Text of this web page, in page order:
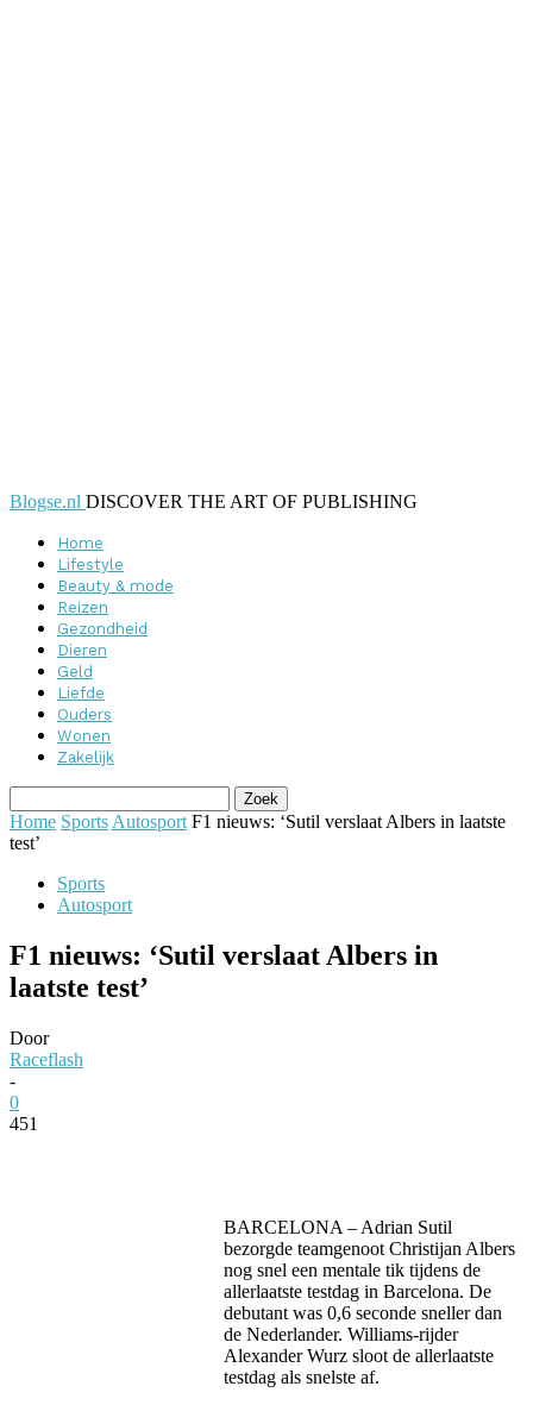
Blogse.nl DISCOVER THE ART OF PUBLISHING
Home
Lifestyle
Beauty & mode
Reizen
Gezondheid
Dieren
Geld
Liefde
Ouders
Wonen
Zakelijk
Home Sports Autosport F1 nieuws: ‘Sutil verslaat Albers in laatste
test’
Sports
Autosport
F1 nieuws: ‘Sutil verslaat Albers in
laatste test’
Door
Raceflash
-
0
451
BARCELONA – Adrian Sutil
bezorgde teamgenoot Christijan Albers
nog snel een mentale tik tijdens de
allerlaatste testdag in Barcelona. De
debutant was 0,6 seconde sneller dan
de Nederlander. Williams-rijder
Alexander Wurz sloot de allerlaatste
testdag als snelste af.